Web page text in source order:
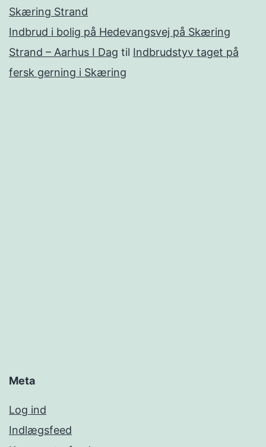
Skæring Strand
Indbrud i bolig på Hedevangsvej på Skæring
Strand – Aarhus I Dag til Indbrudstyv taget på
fersk gerning i Skæring
Meta
Log ind
Indlægsfeed